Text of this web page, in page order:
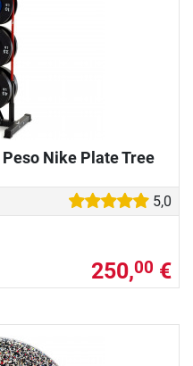
Nike Plate Tree
5,0
250,00 €